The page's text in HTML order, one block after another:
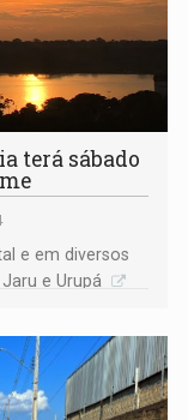
terá sábado
e em diversos
e Urupá